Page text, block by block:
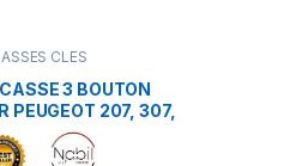
CLES
3 BOUTON
PEUGEOT 207, 307,
407, 607, 807. POUR
C2, C3, C4, C5,